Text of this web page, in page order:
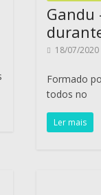
Gandu
18/07/2020
Formado
todos no
Ler mais